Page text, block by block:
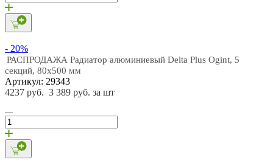
- 20%
РАСПРОДАЖА Радиатор алюминиевый Delta Plus Ogint, 5
секций, 80х500 мм
Артикул: 29343
4237 руб. 3 389 руб. за шт